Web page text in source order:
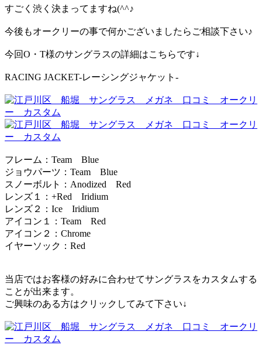
すごく渋く決まってますね(^^♪
今後もオークリーの事で何かございましたらご相談下さい♪
今回O・T様のサングラスの詳細はこちらです↓
RACING JACKET-レーシングジャケット-
フレーム：Team Blue
ジョウパーツ：Team Blue
スノーボルト：Anodized Red
レンズ１：+Red Iridium
レンズ２：Ice Iridium
アイコン１：Team Red
アイコン２：Chrome
イヤーソック：Red
当店ではお客様の好みに合わせてサングラスをカスタムする
ことが出来ます。
ご興味のある方はクリックしてみて下さい↓